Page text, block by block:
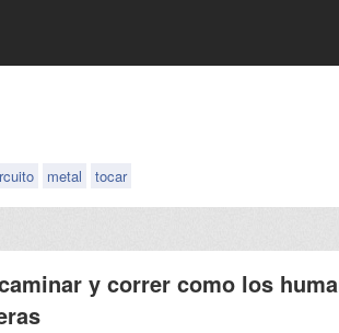
metal tocar
y correr como los